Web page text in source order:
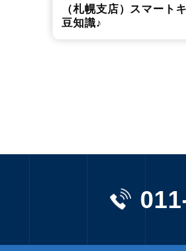
（札幌支店）スマート
豆知識♪